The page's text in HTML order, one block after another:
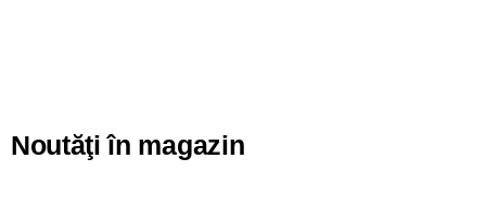
Noutăţi în magazin